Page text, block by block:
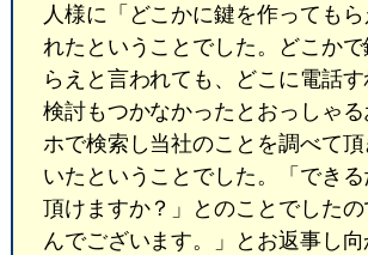
人様に「どこかに鍵を作っても
れたということでした。どこか
らえと言われても、どこに電話
検討もつかなかったとおっしゃ
ホで検索し当社のことを調べて
いたということでした。「でき
頂けますか？」とのことでした
んでございます。」とお返事し